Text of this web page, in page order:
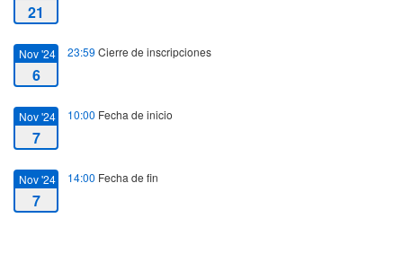
21
Nov '24
6
23:59 Cierre de inscripciones
Nov '24
7
10:00 Fecha de inicio
Nov '24
7
14:00 Fecha de fin